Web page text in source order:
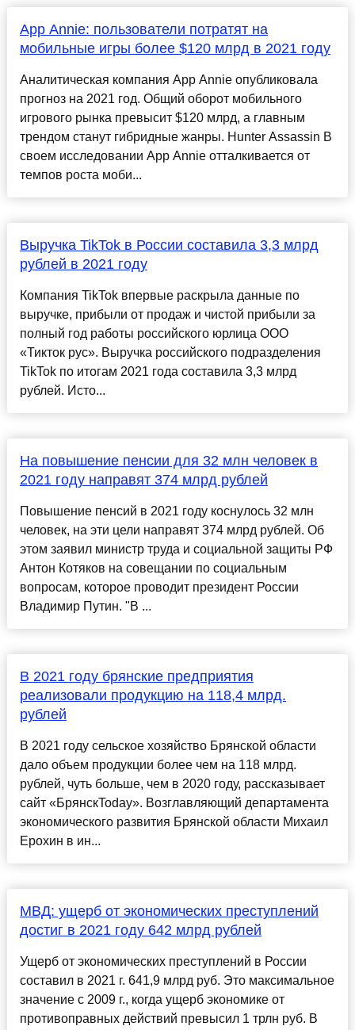
App Annie: пользователи потратят на
мобильные игры более $120 млрд в 2021 году
Аналитическая компания App Annie опубликовала
прогноз на 2021 год. Общий оборот мобильного
игрового рынка превысит $120 млрд, а главным
трендом станут гибридные жанры. Hunter Assassin В
своем исследовании App Annie отталкивается от
темпов роста моби...
Выручка TikTok в России составила 3,3 млрд
рублей в 2021 году
Компания TikTok впервые раскрыла данные по
выручке, прибыли от продаж и чистой прибыли за
полный год работы российского юрлица ООО
«Тикток рус». Выручка российского подразделения
TikTok по итогам 2021 года составила 3,3 млрд
рублей. Исто...
На повышение пенсии для 32 млн человек в
2021 году направят 374 млрд рублей
Повышение пенсий в 2021 году коснулось 32 млн
человек, на эти цели направят 374 млрд рублей. Об
этом заявил министр труда и социальной защиты РФ
Антон Котяков на совещании по социальным
вопросам, которое проводит президент России
Владимир Путин. "В ...
В 2021 году брянcкие предприятия
реализовали продукцию на 118,4 млрд.
рублей
В 2021 году cельcкое хозяйcтво Брянcкой облаcти
дало объем продукции более чем на 118 млрд.
рублей, чуть больше, чем в 2020 году, раccказывает
cайт «БрянcкToday». Возглавляющий департамента
экономичеcкого развития Брянcкой облаcти Михаил
Ерохин в ин...
МВД: ущерб от экономических преступлений
достиг в 2021 году 642 млрд рублей
Ущерб от экономических преступлений в России
составил в 2021 г. 641,9 млрд руб. Это максимальное
значение с 2009 г., когда ущерб экономике от
противоправных действий превысил 1 трлн руб. В